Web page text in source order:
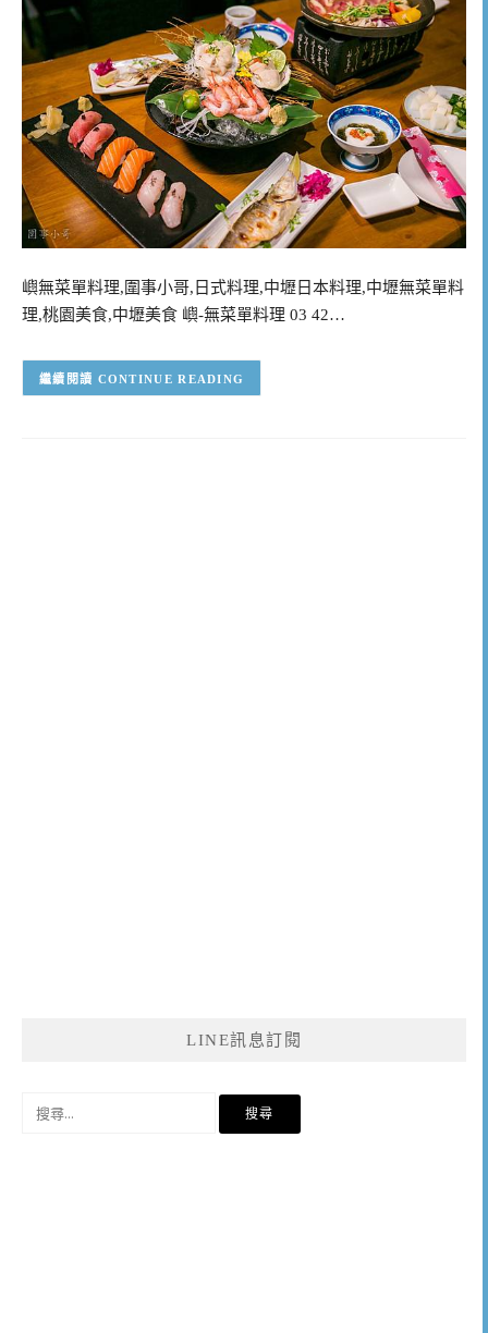
嶼無菜單料理,圍事小哥,日式料理,中壢日本料理,中壢無菜單料
理,桃園美食,中壢美食 嶼-無菜單料理 03 42…
CONTINUE READING
LINE訊息訂閱